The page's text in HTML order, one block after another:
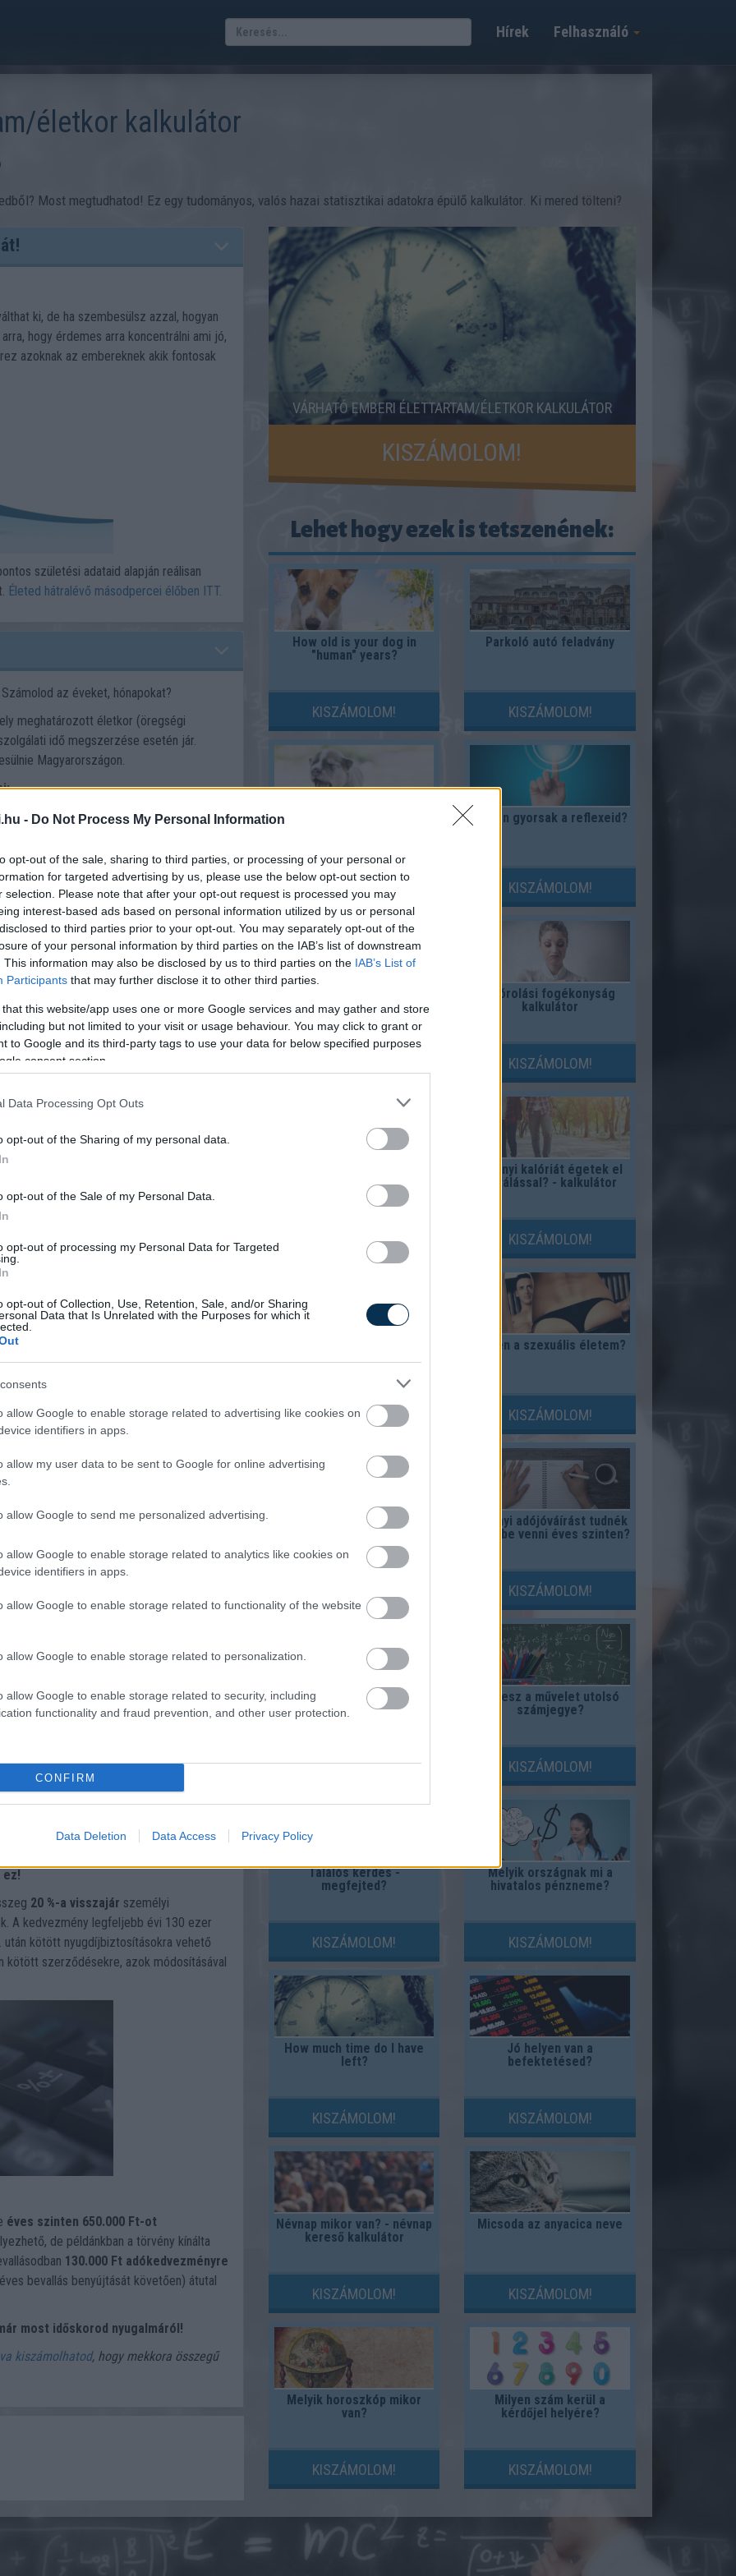
- Do Not Process My Personal Information
opt-out of the sale, sharing to third parties, or processing of your personal or
for targeted advertising by us, please use the below opt-out section to
selection. Please note that after your opt-out request is processed you may
interest-based ads based on personal information utilized by us or personal
to third parties prior to your opt-out. You may separately opt-out of the
of your personal information by third parties on the IAB’s list of downstream
This information may also be disclosed by us to third parties on the IAB’s List of
Participants that may further disclose it to other third parties.
that this website/app uses one or more Google services and may gather and store
but not limited to your visit or usage behaviour. You may click to grant or
to Google and its third-party tags to use your data for below specified purposes
consent section.
Data Processing Opt Outs
opt-out of the Sharing of my personal data.
opt-out of the Sale of my Personal Data.
opt-out of processing my Personal Data for Targeted
opt-out of Collection, Use, Retention, Sale, and/or Sharing
Data that Is Unrelated with the Purposes for which it
allow Google to enable storage related to advertising like cookies on
identifiers in apps.
allow my user data to be sent to Google for online advertising
allow Google to send me personalized advertising.
allow Google to enable storage related to analytics like cookies on
identifiers in apps.
allow Google to enable storage related to functionality of the website
allow Google to enable storage related to personalization.
allow Google to enable storage related to security, including
functionality and fraud prevention, and other user protection.
CONFIRM
Data Deletion Data Access Privacy Policy
Felhasználó
Hírek
életkor kalkulátor
Most megtudhatod! Ez egy tudományos, valós hazai statisztikai adatokra épülő kalkulátor. Ki mered tölteni?
ki, de ha szembesülsz azzal, hogyan
hogy érdemes arra koncentrálni ami jó,
azoknak az embereknek akik fontosak
születési adataid alapján reálisan
Életed hátralévő másodpercei élőben ITT.
az éveket, hónapokat?
meghatározott életkor (öregségi
idő megszerzése esetén jár.
Magyarországon.
Neked, hogy mikor mehetsz
tovább élnek, mégis jelentős az
és a szegények között - állapítja
(KSH, 2013) jelenleg
72,01 év, még a hölgyek
77,5 év, míg a hölgyek esetében
az Unióhoz képest.
mintegy 50%-át a szív- és érrendszeri
okozzák.
és az alkoholfogyasztás lett: az
át okozza az alkohol, emellett a
felmérés alapján - átlagosan 10 évvel
egyre többen élnek városokban: 2010-
ez a trend folytatódni fog, így 2045-re a
megpróbálják emberi években kifejezni,
ahogy az a közhiedelemben elterjedt. Így
cicák életkorának átszámítása esetén.
ot az államtól nyugdíj-
kiváló lehetőséget kínálnak számunkra,
hogy az a saját zsebünkbe vándoroljon
történő kiterjesztésével megvalósult a
Ez a rendkívül kedvező változás
elterjedéséhez, ezen keresztül a
ez!
20 %-a visszajár személyi
A kedvezmény legfeljebb évi 130 ezer
kötött nyugdíjbiztosításokra vehető
kötött szerződésekre, azok módosításával
éves szinten 650.000 Ft-ot
de példánkban a törvény kínálta
130.000 Ft adókedvezményre
bevallás benyújtását követően) átutal
most időskorod nyugalmáról!
kiszámolhatod, hogy mekkora összegű
VÁRHATÓ EMBERI ÉLETTARTAM/ÉLETKOR KALKULÁTOR
KISZÁMOLOM!
Lehet hogy ezek is tetszenének:
How old is your dog in
"human" years?
KISZÁMOLOM!
Parkoló autó feladvány
KISZÁMOLOM!
KISZÁMOLOM!
Milyen gyorsak a reflexeid?
KISZÁMOLOM!
Spórolási fogékonyság
kalkulátor
KISZÁMOLOM!
generátor
KISZÁMOLOM!
Mennyi kalóriát égetek el
sétálással? - kalkulátor
KISZÁMOLOM!
KISZÁMOLOM!
Milyen a szexuális életem?
KISZÁMOLOM!
Melyik ruha címke mit
jelent?
Mennyi adójóváírást tudnék
igénybe venni éves szinten?
KISZÁMOLOM!
Jóslás - pénzérmék
segítségével
KISZÁMOLOM!
Mi lesz a művelet utolsó
számjegye?
KISZÁMOLOM!
Találós kérdés -
megfejted?
KISZÁMOLOM!
Melyik országnak mi a
hivatalos pénzneme?
KISZÁMOLOM!
How much time do I have
left?
KISZÁMOLOM!
Jó helyen van a
befektetésed?
KISZÁMOLOM!
Névnap mikor van? - névnap
kereső kalkulátor
KISZÁMOLOM!
Micsoda az anyacica neve
KISZÁMOLOM!
Melyik horoszkóp mikor
van?
KISZÁMOLOM!
Milyen szám kerül a
kérdőjel helyére?
KISZÁMOLOM!